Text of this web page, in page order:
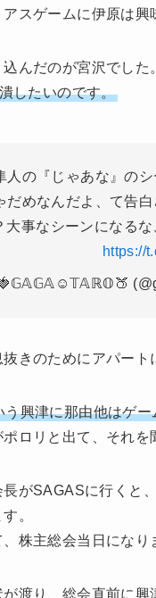
スゲームに伊原は興
んだのが宮沢でした
したいのです。
人の『じゃあな』の
だめなんだよ、て告
大事なシーンになる
https://
きのためにアパート
興津に那由他はゲー
ロリと出て、それ
がSAGASに行くと
。
株主総会当日になり
渡り、総会直前に興